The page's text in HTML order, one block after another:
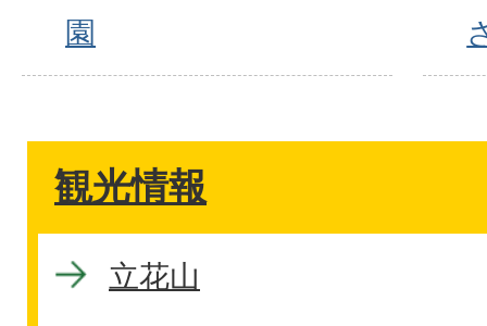
園
観光情報
立花山